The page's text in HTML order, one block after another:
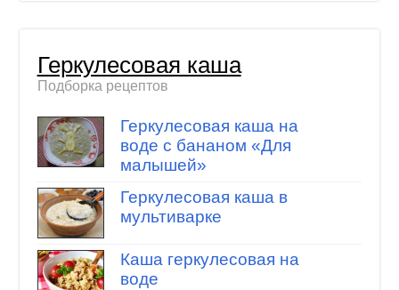
Геркулесовая каша
Подборка рецептов
Геркулесовая каша на
воде с бананом «Для
малышей»
Геркулесовая каша в
мультиварке
Каша геркулесовая на
воде